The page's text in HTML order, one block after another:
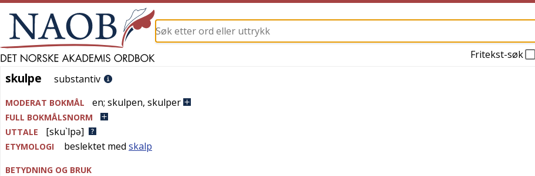
Fritekst-søk
skulpe
skulpe substantiv
MODERAT BOKMÅL en; skulpen, skulper
FULL BOKMÅLSNORM
UTTALE
[sku`lpə]
ETYMOLOGI beslektet med skalp
BETYDNING OG BRUK